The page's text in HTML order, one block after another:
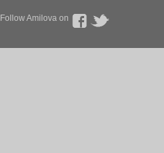
Follow Amilova on